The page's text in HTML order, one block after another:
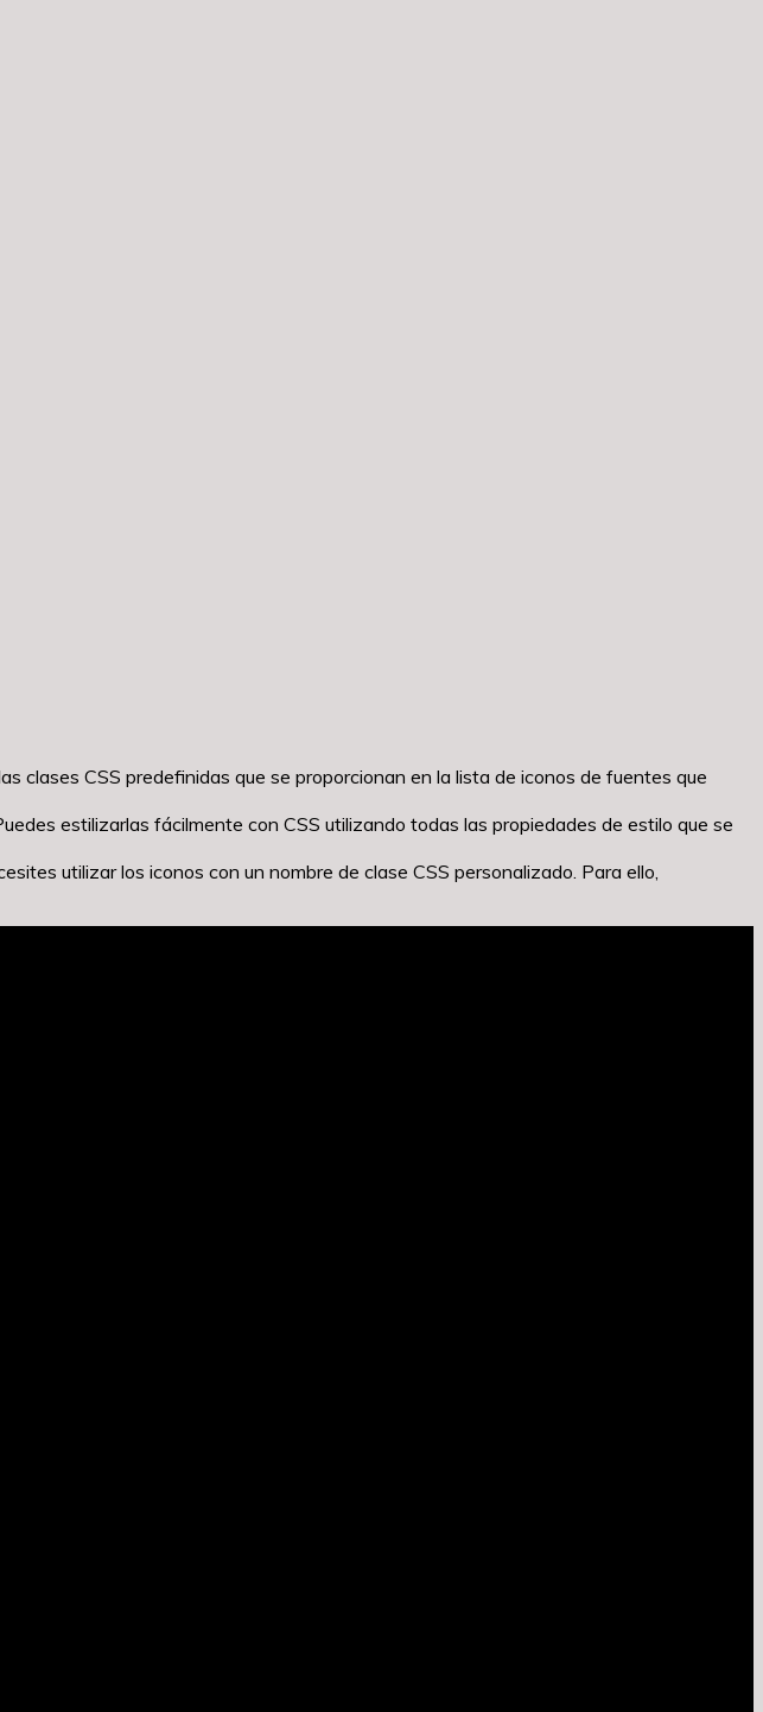
clases CSS predefinidas que se proporcionan en la lista de iconos de fuentes que
estilizarlas fácilmente con CSS utilizando todas las propiedades de estilo que se
utilizar los iconos con un nombre de clase CSS personalizado. Para ello,